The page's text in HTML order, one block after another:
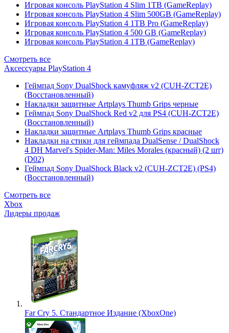
Игровая консоль PlayStation 4 Slim 1TB (GameReplay)
Игровая консоль PlayStation 4 Slim 500GB (GameReplay)
Игровая консоль PlayStation 4 1TB Pro (GameReplay)
Игровая консоль PlayStation 4 500 GB (GameReplay)
Игровая консоль PlayStation 4 1TB (GameReplay)
Смотреть все
Аксессуары PlayStation 4
Геймпад Sony DualShock камуфляж v2 (CUH-ZCT2E)
(Восстановленный)
Накладки защитные Artplays Thumb Grips черные
Геймпад Sony DualShock Red v2 для PS4 (CUH-ZCT2E)
(Восстановленный)
Накладки защитные Artplays Thumb Grips красные
Накладки на стики для геймпада DualSense / DualShock
4 DH Marvel's Spider-Man: Miles Morales (красный) (2 шт)
(D02)
Геймпад Sony DualShock Black v2 (CUH-ZCT2E) (PS4)
(Восстановленный)
Смотреть все
Xbox
Лидеры продаж
Far Cry 5. Стандартное Издание (XboxOne)